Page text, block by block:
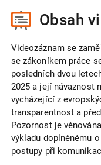
Obsah
Videozáznam se
se zákoníkem práce
posledních dvou
2025 a její návaznost
vycházející z
transparentnost a
Pozornost je
výkladu doplněnému
postupy při